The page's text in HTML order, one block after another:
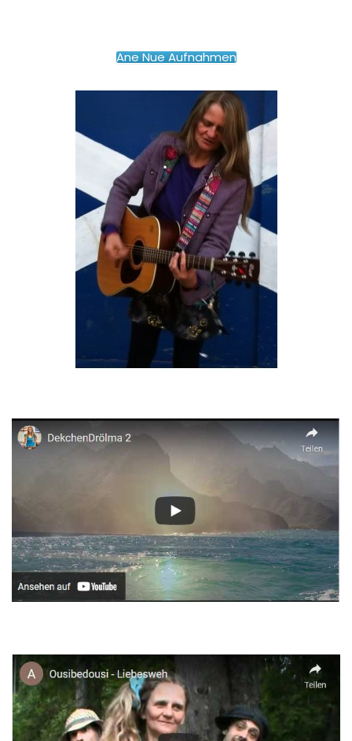
Ane Nue Aufnahmen